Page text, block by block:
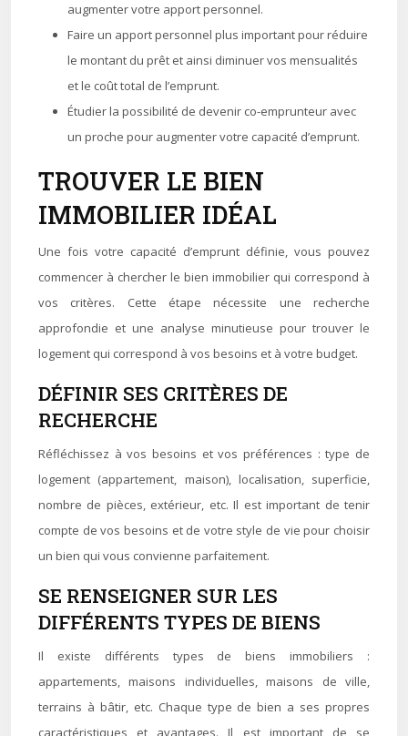
augmenter votre apport personnel.
Faire un apport personnel plus important pour réduire
le montant du prêt et ainsi diminuer vos mensualités
et le coût total de l’emprunt.
Étudier la possibilité de devenir co-emprunteur avec
un proche pour augmenter votre capacité d’emprunt.
TROUVER LE BIEN
IMMOBILIER IDÉAL
Une fois votre capacité d’emprunt définie, vous pouvez
commencer à chercher le bien immobilier qui correspond à
vos critères. Cette étape nécessite une recherche
approfondie et une analyse minutieuse pour trouver le
logement qui correspond à vos besoins et à votre budget.
DÉFINIR SES CRITÈRES DE
RECHERCHE
Réfléchissez à vos besoins et vos préférences : type de
logement (appartement, maison), localisation, superficie,
nombre de pièces, extérieur, etc. Il est important de tenir
compte de vos besoins et de votre style de vie pour choisir
un bien qui vous convienne parfaitement.
SE RENSEIGNER SUR LES
DIFFÉRENTS TYPES DE BIENS
Il existe différents types de biens immobiliers :
appartements, maisons individuelles, maisons de ville,
terrains à bâtir, etc. Chaque type de bien a ses propres
caractéristiques et avantages. Il est important de se